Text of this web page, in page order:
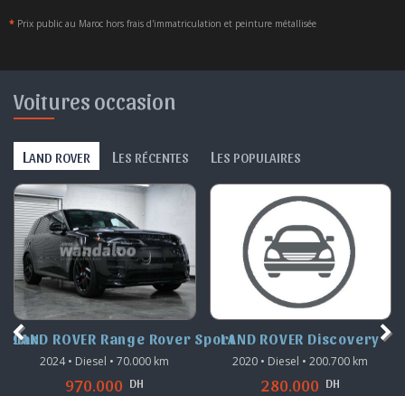
* Prix public au Maroc hors frais d'immatriculation et peinture métallisée
Voitures occasion
LAND ROVER L ES RÉCENTES L ES POPULAIRES
Velar
LAND ROVER Range Rover Sport
2024 • Diesel • 70.000 km
970.000 DH
LAND ROVER Discovery
2020 • Diesel • 200.700 km
280.000 DH